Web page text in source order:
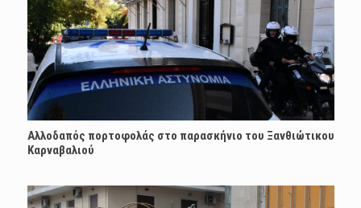
Αλλοδαπός πορτοφολάς στο παρασκήνιο του Ξανθιώτικου
Καρναβαλιού